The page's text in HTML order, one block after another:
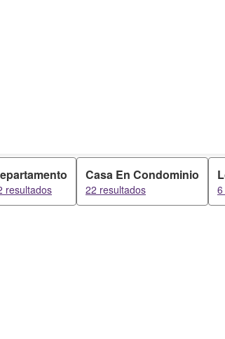
resultados
Casa En Condominio
22 resultados